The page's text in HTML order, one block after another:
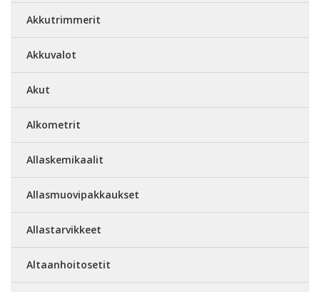
Akkutrimmerit
Akkuvalot
Akut
Alkometrit
Allaskemikaalit
Allasmuovipakkaukset
Allastarvikkeet
Altaanhoitosetit